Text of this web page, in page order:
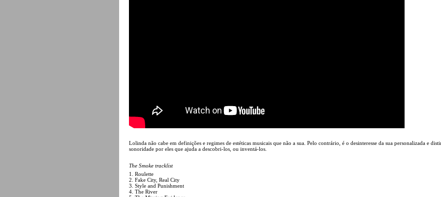
Lolinda não cabe em definições e regimes de estéticas musicais que não a sua. Pelo contrário, é o desinteresse da sua personalizada e
sonoridade por eles que ajuda a descobri-los, ou inventá-los.
The Smoke tracklist
1. Roulette
2. Fake City, Real City
3. Style and Punishment
4. The River